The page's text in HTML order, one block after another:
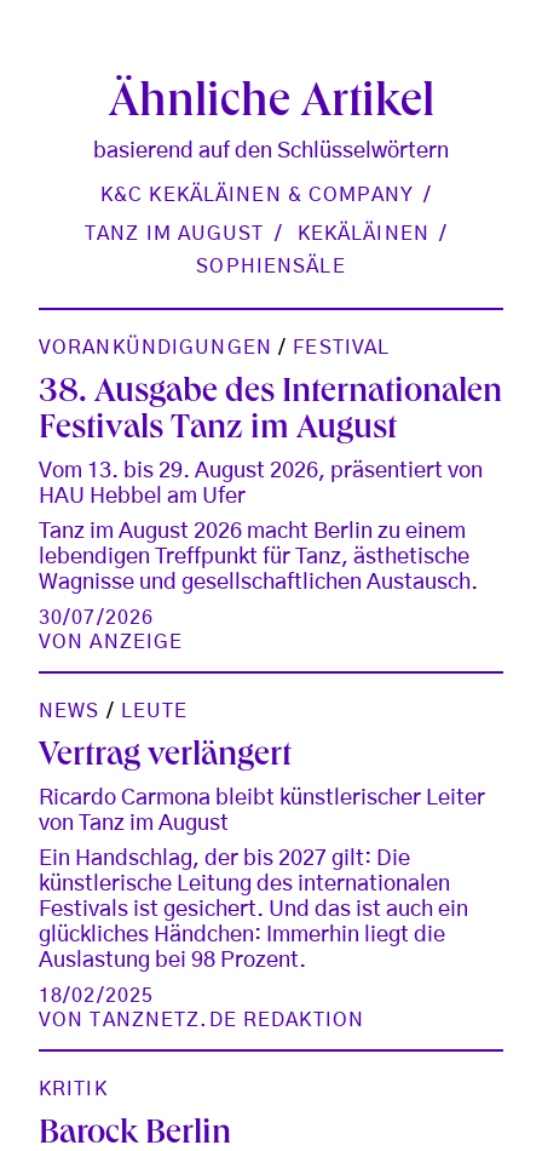
Ähnliche Artikel
basierend auf den Schlüsselwörtern
K&C KEKÄLÄINEN & COMPANY
TANZ IM AUGUST
KEKÄLÄINEN
SOPHIENSÄLE
VORANKÜNDIGUNGEN / FESTIVAL
38. Ausgabe des Internationalen
Festivals Tanz im August
Vom 13. bis 29. August 2026, präsentiert von
HAU Hebbel am Ufer
Tanz im August 2026 macht Berlin zu einem
lebendigen Treffpunkt für Tanz, ästhetische
Wagnisse und gesellschaftlichen Austausch.
30/07/2026
VONANZEIGE
NEWS / LEUTE
Vertrag verlängert
Ricardo Carmona bleibt künstlerischer Leiter
von Tanz im August
Ein Handschlag, der bis 2027 gilt: Die
künstlerische Leitung des internationalen
Festivals ist gesichert. Und das ist auch ein
glückliches Händchen: Immerhin liegt die
Auslastung bei 98 Prozent.
18/02/2025
VON
TANZNETZ.DE REDAKTION
KRITIK
Barock Berlin